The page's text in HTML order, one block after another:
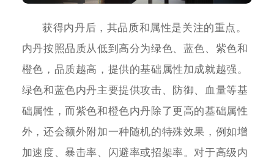
获得内丹后，其品质和属性是关注的重点。
内丹按照品质从低到高分为绿色、蓝色、紫色和
橙色，品质越高，提供的基础属性加成就越强。
绿色和蓝色内丹主要提供攻击、防御、血量等基
础属性，而紫色和橙色内丹除了更高的基础属性
外，还会额外附加一种随机的特殊效果，例如增
加速度、暴击率、闪避率或招架率。对于高级内